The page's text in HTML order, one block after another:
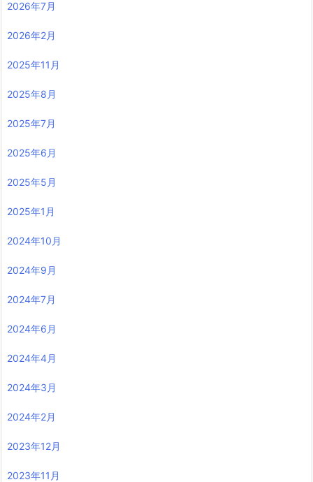
2026年7月
2026年2月
2025年11月
2025年8月
2025年7月
2025年6月
2025年5月
2025年1月
2024年10月
2024年9月
2024年7月
2024年6月
2024年4月
2024年3月
2024年2月
2023年12月
2023年11月